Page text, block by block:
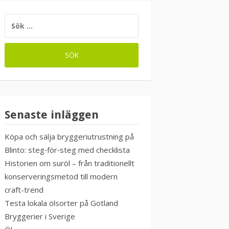
EFTER:
Senaste inläggen
Köpa och sälja bryggeriutrustning på
Blinto: steg‑för‑steg med checklista
Historien om suröl – från traditionellt
konserveringsmetod till modern
craft-trend
Testa lokala ölsorter på Gotland
Bryggerier i Sverige